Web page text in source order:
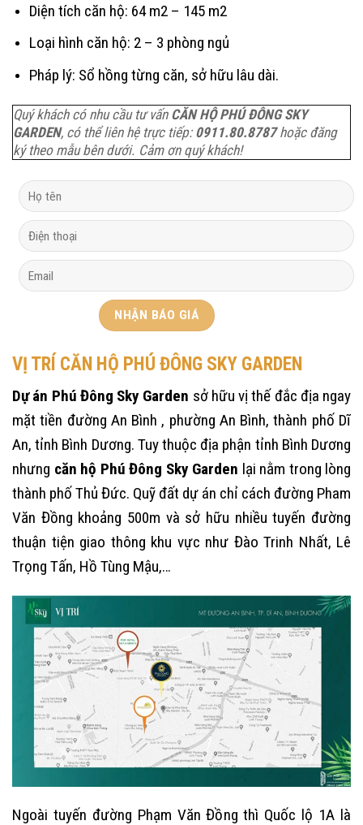
Diện tích căn hộ: 64 m2 – 145 m2
Loại hình căn hộ: 2 – 3 phòng ngủ
Pháp lý: Sổ hồng từng căn, sở hữu lâu dài.
Quý khách có nhu cầu tư vấnCĂN HỘ PHÚ ĐÔNG SKY
GARDEN, có thể liên hệ trực tiếp: 0911.80.8787hoặc đăng
ký theo mẫu bên dưới. Cảm ơn quý khách!
VỊ TRÍ CĂN HỘ PHÚ ĐÔNG SKY GARDEN
Dự án Phú Đông Sky Garden sở hữu vị thế đắc địa ngay
mặt tiền đường An Bình , phường An Bình, thành phố Dĩ
An, tỉnh Bình Dương. Tuy thuộc địa phận tỉnh Bình Dương
nhưng căn hộ Phú Đông Sky Garden lại nằm trong lòng
thành phố Thủ Đức. Quỹ đất dự án chỉ cách đường Pham
Văn Đồng khoảng 500m và sở hữu nhiều tuyến đường
thuận tiện giao thông khu vực như Đào Trinh Nhất, Lê
Trọng Tấn, Hồ Tùng Mậu,…
Ngoài tuyến đường Phạm Văn Đồng thì Quốc lộ 1A là